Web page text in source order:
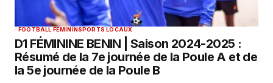
FOOTBALL FEMININSPORTS LOCAUX
D1 FÉMININE BENIN | Saison 2024-2025 :
Résumé de la 7e journée de la Poule A et de
la 5e journée de la Poule B